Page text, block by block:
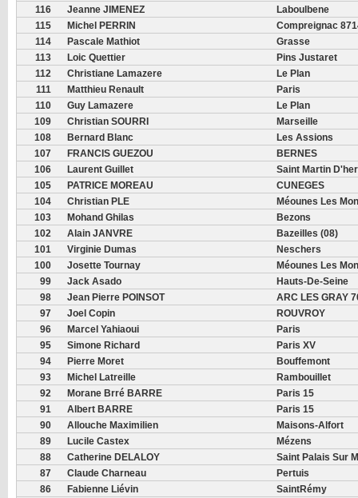
116
Jeanne JIMENEZ
Laboulbene
115
Michel PERRIN
Compreignac
114
Pascale Mathiot
Grasse
113
Loic Quettier
Pins Justaret
112
Christiane Lamazere
Le Plan
111
Matthieu Renault
Paris
110
Guy Lamazere
Le Plan
109
Christian SOURRI
Marseille
108
Bernard Blanc
Les Assions
107
FRANCIS GUEZOU
BERNES
106
Laurent Guillet
Saint Martin
105
PATRICE MOREAU
CUNEGES
104
Christian PLE
Méounes Les
103
Mohand Ghilas
Bezons
102
Alain JANVRE
Bazeilles (08)
101
Virginie Dumas
Neschers
100
Josette Tournay
Méounes Les
99
Jack Asado
Hauts-De-Seine
98
Jean Pierre POINSOT
ARC LES GRAY
97
Joel Copin
ROUVROY
96
Marcel Yahiaoui
Paris
95
Simone Richard
Paris XV
94
Pierre Moret
Bouffemont
93
Michel Latreille
Rambouillet
92
Morane Brré BARRE
Paris 15
91
Albert BARRE
Paris 15
90
Allouche Maximilien
Maisons-Alfort
89
Lucile Castex
Mézens
88
Catherine DELALOY
Saint Palais Sur
87
Claude Charneau
Pertuis
86
Fabienne Liévin
SaintRémy